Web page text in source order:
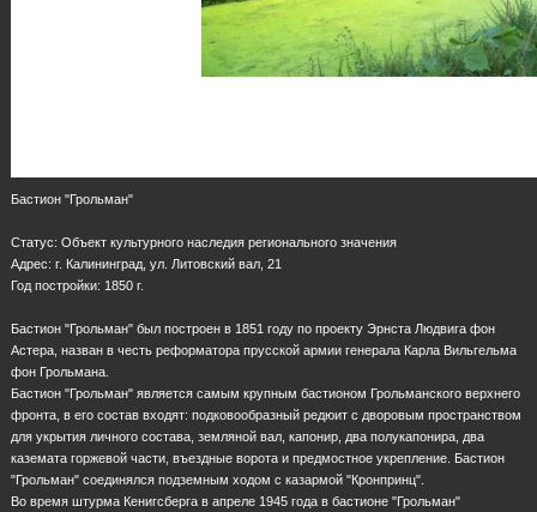
Бастион "Грольман"
Статус: Объект культурного наследия регионального значения
Адрес: г. Калининград, ул. Литовский вал, 21
Год постройки: 1850 г.
Бастион "Грольман" был построен в 1851 году по проекту Эрнста Людвига фон
Астера, назван в честь реформатора прусской армии генерала Карла Вильгельма
фон Грольмана.
Бастион "Грольман" является самым крупным бастионом Грольманского верхнего
фронта, в его состав входят: подковообразный редюит с дворовым пространством
для укрытия личного состава, земляной вал, капонир, два полукапонира, два
каземата горжевой части, въездные ворота и предмостное укрепление. Бастион
"Грольман" соединялся подземным ходом с казармой "Кронпринц".
Во время штурма Кенигсберга в апреле 1945 года в бастионе "Грольман"